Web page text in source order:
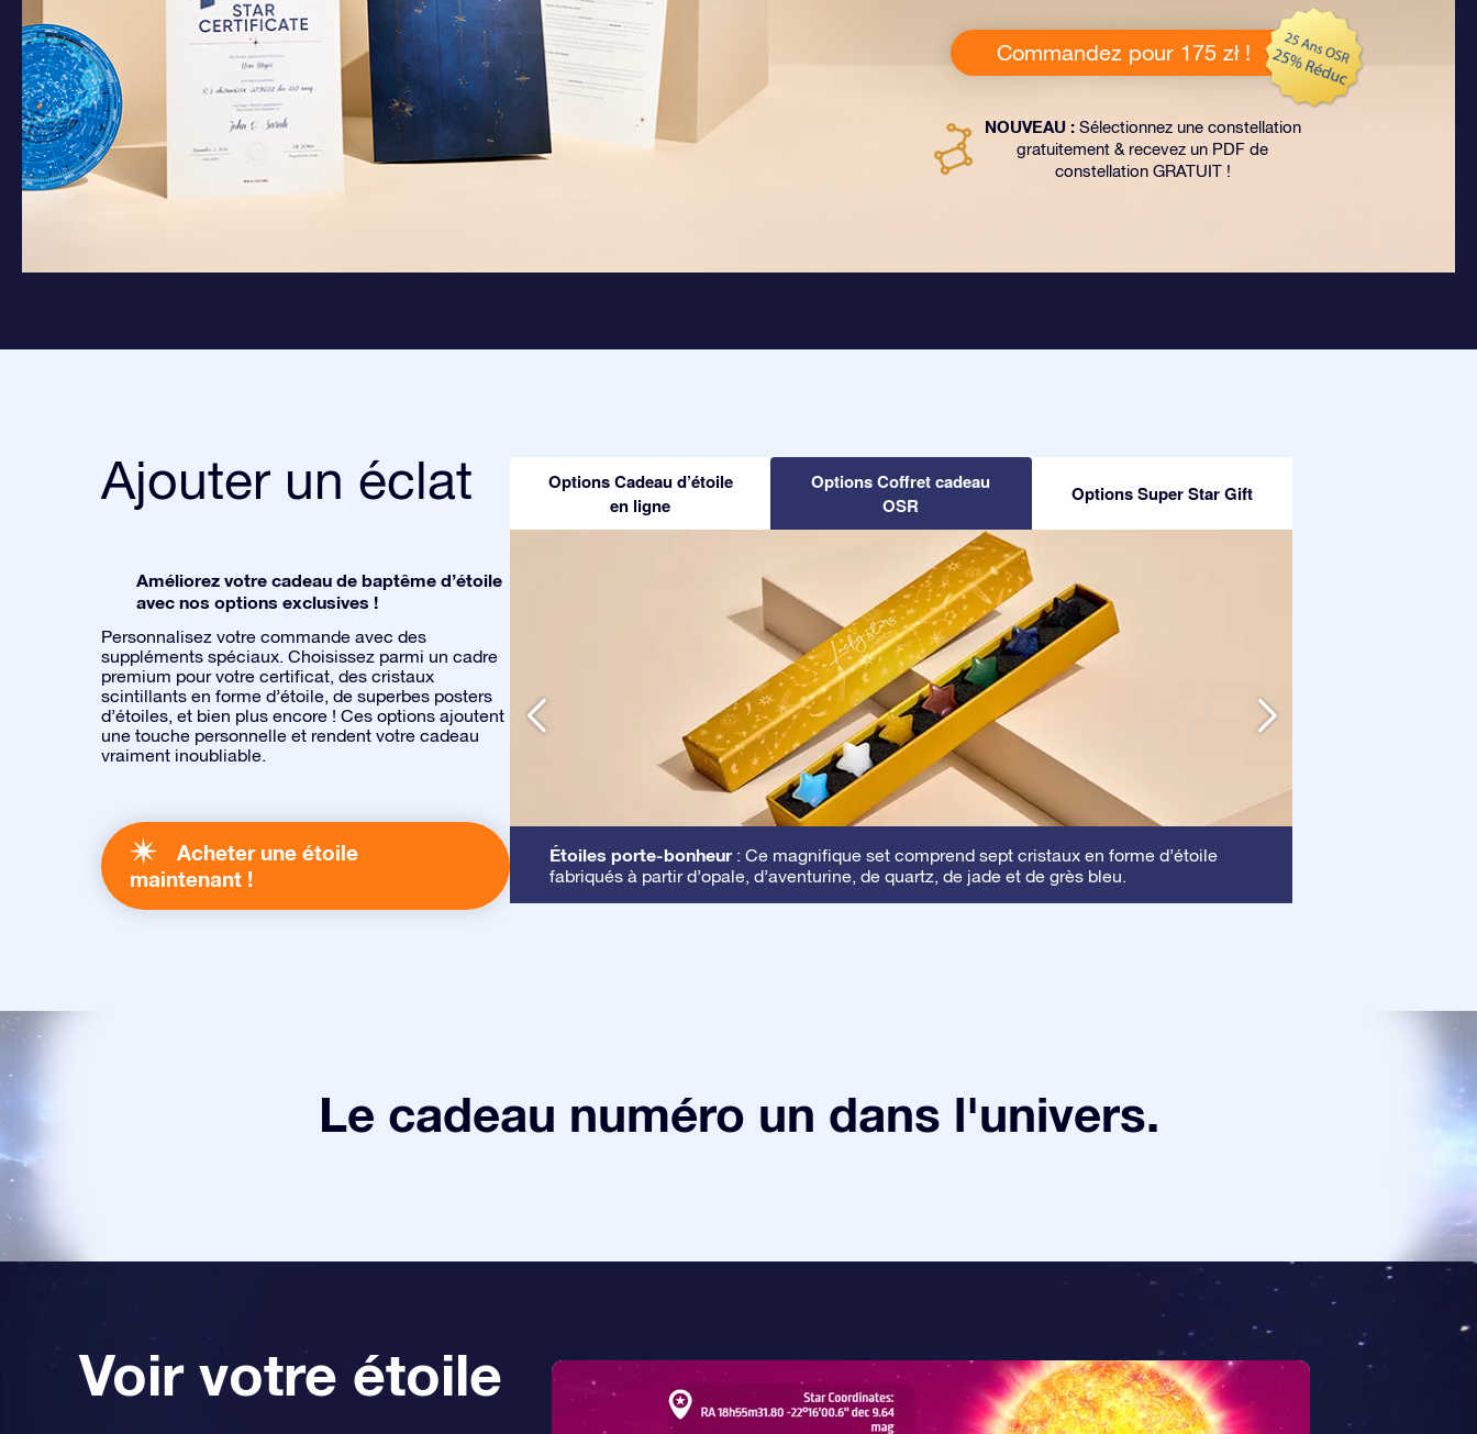
Commandez pour 175 zł !
NOUVEAU :Sélectionnez une constellation
gratuitement & recevez un PDF de
constellation GRATUIT !
Ajouter un éclat
Améliorez votre cadeau de baptême d’étoile
avec nos options exclusives !
Personnalisez votre commande avec des
suppléments spéciaux. Choisissez parmi un cadre
premium pour votre certificat, des cristaux
scintillants en forme d’étoile, de superbes posters
d’étoiles, et bien plus encore ! Ces options ajoutent
une touche personnelle et rendent votre cadeau
vraiment inoubliable.
Acheter une étoile
maintenant !
Options Cadeau d’étoile
en ligne
Options Coffret cadeau
OSR
Options Super Star Gift
Étoiles porte-bonheur: Ce magnifique set comprend sept cristaux en forme d’étoile
fabriqués à partir d’opale, d’aventurine, de quartz, de jade et de grès bleu.
Le cadeau numéro un dans l'univers.
Voir votre étoile